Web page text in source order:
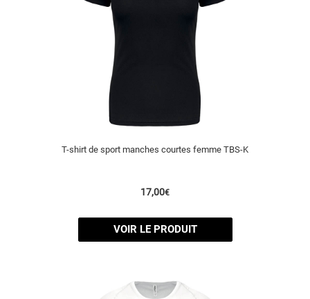
T-shirt de sport manches courtes femme TBS-K
17,00€
VOIR LE PRODUIT